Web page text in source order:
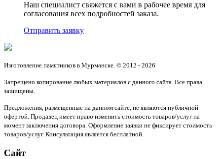
Наш специалист свяжется с вами в рабочее время для
согласования всех подробностей заказа.
Отправить заявку
Изготовление памятников в Мурманске. © 2012 - 2026
Запрещено копирование любых материалов с данного сайта. Все права
защищены.
Предложения, размещенные на данном сайте, не являются публичной
офертой. Продавец имеет право изменить стоимость товаров/услуг на
момент заключения договора. Оформление заявки не фиксирует стоимость
товаров/услуг. Консультация является бесплатной.
Сайт